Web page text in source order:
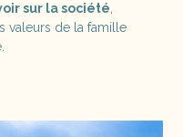
sur la société
valeurs de la famille